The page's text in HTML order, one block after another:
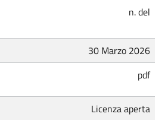
n. del
30 Marzo 2026
pdf
Licenza aperta